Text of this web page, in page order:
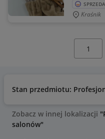
Kraśnik
Stan przedmiotu:
Zobacz w innej lokalizacji
salonów"